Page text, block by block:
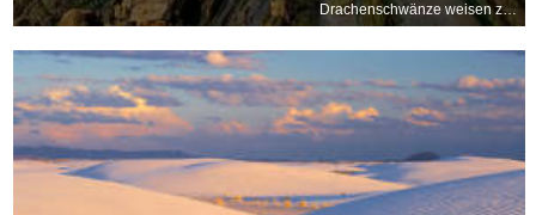
Drachenschwänze weisen zum Meer